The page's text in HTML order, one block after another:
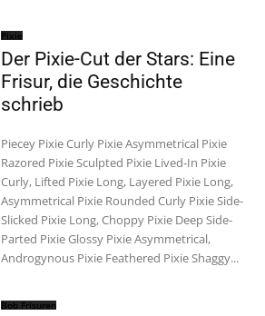
Pixie
Der Pixie-Cut der Stars: Eine
Frisur, die Geschichte
schrieb
Piecey Pixie Curly Pixie Asymmetrical Pixie
Razored Pixie Sculpted Pixie Lived-In Pixie
Curly, Lifted Pixie Long, Layered Pixie Long,
Asymmetrical Pixie Rounded Curly Pixie Side-
Slicked Pixie Long, Choppy Pixie Deep Side-
Parted Pixie Glossy Pixie Asymmetrical,
Androgynous Pixie Feathered Pixie Shaggy...
Bob Frisuren